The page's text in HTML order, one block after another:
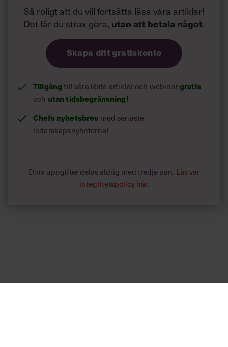
Så roligt att du vill fortsätta läsa våra artiklar!
Det får du strax göra, utan att betala något.
Skapa ditt gratiskonto
Tillgångtill våra låsta artiklar och webinargratis
och utan tidsbegränsning!
Chefs nyhetsbrev med senaste
ledarskapsnyheterna!
Dina uppgifter delas aldrig med tredje part. Läs vår
integritetspolicy här.